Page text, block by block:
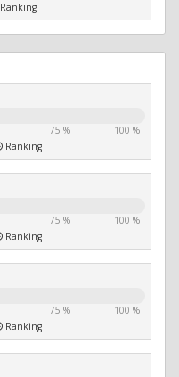
Ranking
75 %
100 %
Ranking
75 %
100 %
Ranking
75 %
100 %
Ranking